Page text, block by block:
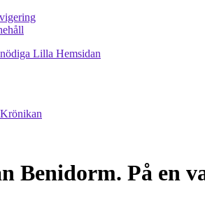
Lilla Hemsidan
Benidorm. På en